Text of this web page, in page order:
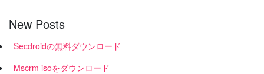
New Posts
Secdroidの無料ダウンロード
Mscrm isoをダウンロード